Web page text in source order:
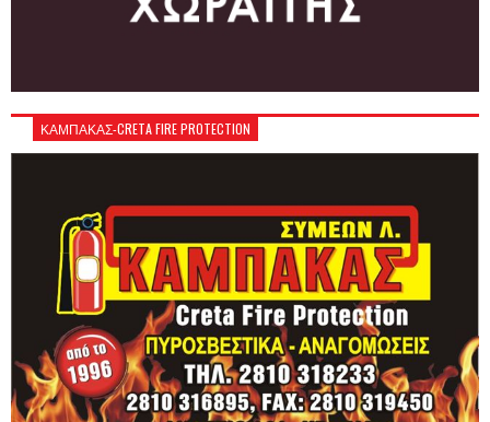
ΚΑΜΠΑΚΑΣ-CRETA FIRE PROTECTION